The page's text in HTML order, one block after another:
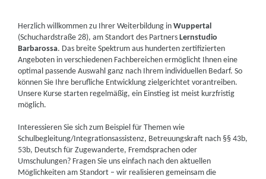
Herzlich willkommen zu Ihrer Weiterbildung inWuppertal
(Schuchardstraße 28), am Standort des PartnersLernstudio
Barbarossa. Das breite Spektrum aus hunderten zertifizierten
Angeboten in verschiedenen Fachbereichen ermöglicht Ihnen eine
optimal passende Auswahl ganz nach Ihrem individuellen Bedarf. So
können Sie Ihre berufliche Entwicklung zielgerichtet vorantreiben.
Unsere Kurse starten regelmäßig, ein Einstieg ist meist kurzfristig
möglich.
Interessieren Sie sich zum Beispiel für Themen wie
Schulbegleitung/Integrationsassistenz, Betreuungskraft nach §§ 43b,
53b, Deutsch für Zugewanderte, Fremdsprachen oder
Umschulungen? Fragen Sie uns einfach nach den aktuellen
Möglichkeiten am Standort – wir realisieren gemeinsam die